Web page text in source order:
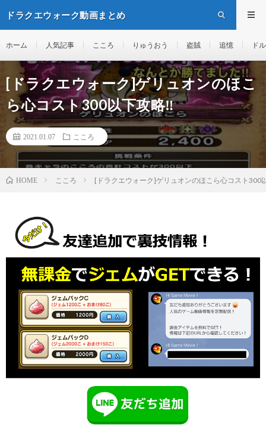
ドラクエウォーク動画まとめ
ホーム 人気記事 こころ りゅうおう 盗賊 追憶 ド
[ドラクエウォーク]ゲリュオンのほこ
ら心コスト300以下攻略‼︎
2021.01.07 こころ
HOME こころ [ドラクエウォーク]ゲリュオンのほこら心コスト300